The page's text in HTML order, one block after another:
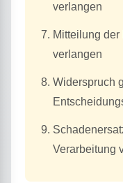
verlangen
Mitteilung
verlangen
Widerspruch
Verarbeitung